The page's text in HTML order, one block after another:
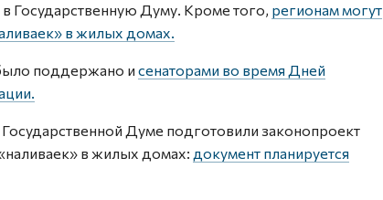
Государственную Думу. Кроме того, регионам могут
в жилых домах.
поддержано и сенаторами во время Дней
Думе подготовили законопроект
в жилых домах: документ планируется